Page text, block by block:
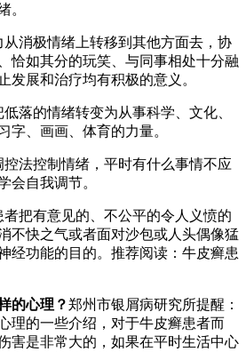
。
消极情绪上转移到其他方面去，协
恰如其分的玩笑、与同事相处十分融
发展和治疗均有积极的意义。
落的情绪转变为从事科学、文化、
字、画画、体育的力量。
法控制情绪，平时有什么事情不应
会自我调节。
把有意见的、不公平的令人义愤的
不快之气或者面对沙包或人头偶像猛
经功能的目的。推荐阅读：牛皮癣患
的心理？郑州市银屑病研究所提醒：
理的一些介绍，对于牛皮癣患者而
害是非常大的，如果在平时生活中心